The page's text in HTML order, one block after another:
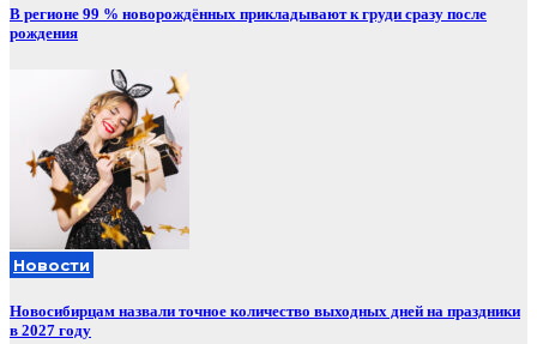
В регионе 99 % новорождённых прикладывают к груди сразу после
рождения
Новости
Новосибирцам назвали точное количество выходных дней на праздники
в 2027 году